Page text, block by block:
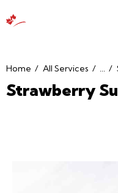
Home All Services ...
Strawberry